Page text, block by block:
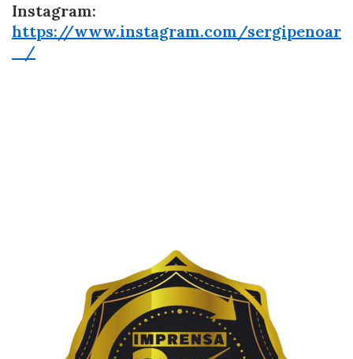
Instagram:
https://www.instagram.com/sergipenoar
_/